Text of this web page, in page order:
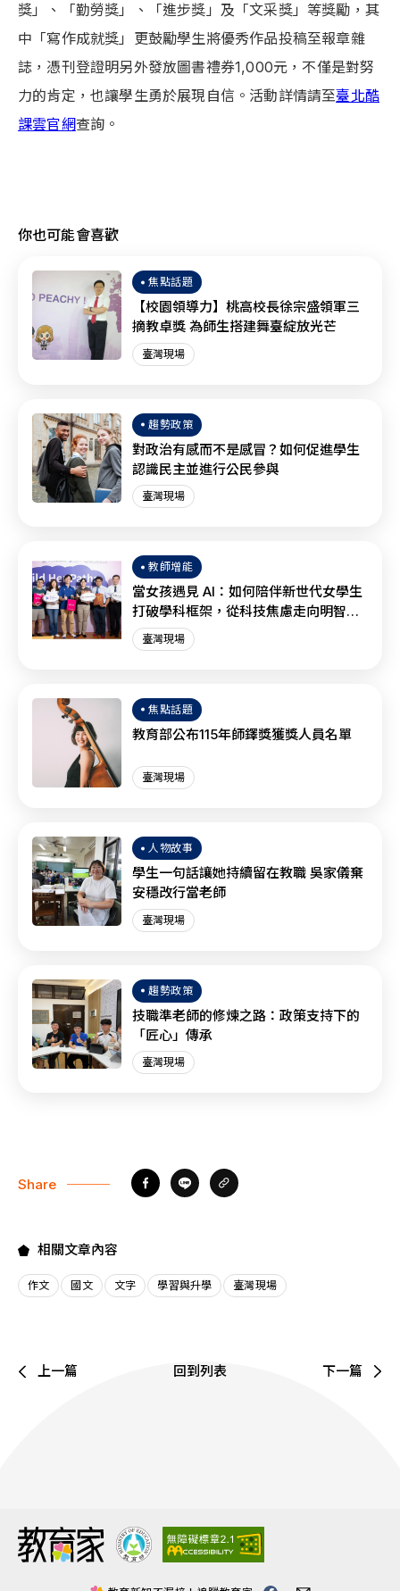
獎」、「勤勞獎」、「進步獎」及「文采獎」等獎勵，其
中「寫作成就獎」更鼓勵學生將優秀作品投稿至報章雜
誌，憑刊登證明另外發放圖書禮券1,000元，不僅是對努
力的肯定，也讓學生勇於展現自信。活動詳情請至臺北酷
課雲官網查詢。
你也可能會喜歡
焦點話題
【校園領導力】桃高校長徐宗盛領軍三
摘教卓獎 為師生搭建舞臺綻放光芒
臺灣現場
趨勢政策
對政治有感而不是感冒？如何促進學生
認識民主並進行公民參與
臺灣現場
教師增能
當女孩遇見 AI：如何陪伴新世代女學生
打破學科框架，從科技焦慮走向明智協
作？
臺灣現場
焦點話題
教育部公布115年師鐸獎獲獎人員名單
臺灣現場
人物故事
學生一句話讓她持續留在教職 吳家儀棄
安穩改行當老師
臺灣現場
趨勢政策
技職準老師的修煉之路：政策支持下的
「匠心」傳承
臺灣現場
Share
相關文章內容
作文 國文 文字 學習與升學 臺灣現場
上一篇 回到列表 下一篇